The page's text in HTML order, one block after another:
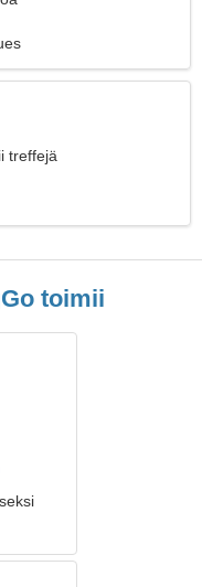
treffejä
toimii